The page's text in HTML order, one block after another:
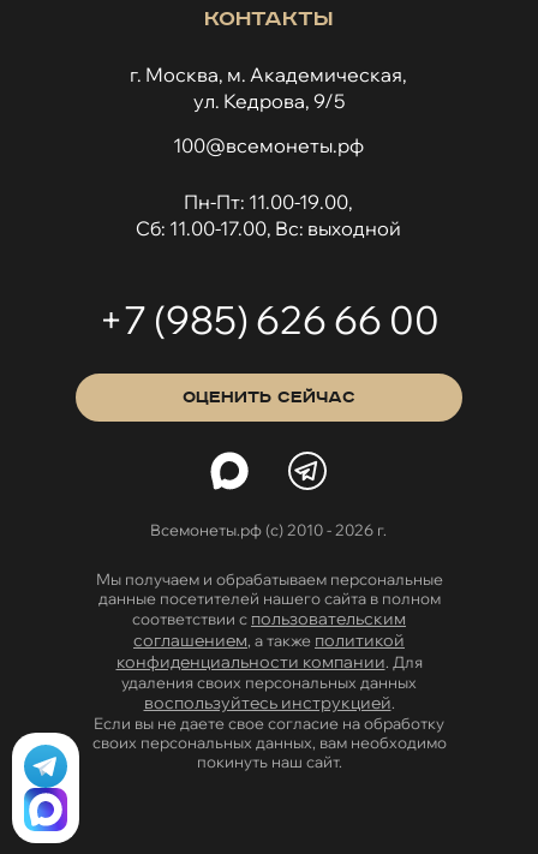
Контакты
г. Москва, м. Академическая,
ул. Кедрова, 9/5
100@всемонеты.рф
Пн-Пт: 11.00-19.00,
Сб: 11.00-17.00, Вс: выходной
+7 (985) 626 66 00
ОЦЕНИТЬ СЕЙЧАС
Всемонеты.рф (с) 2010 - 2026 г.
Мы получаем и обрабатываем персональные
данные посетителей нашего сайта в полном
соответствии с пользовательским
соглашением, а также политикой
конфиденциальности компании. Для
удаления своих персональных данных
воспользуйтесь инструкцией.
Если вы не даете свое согласие на обработку
своих персональных данных, вам необходимо
покинуть наш сайт.